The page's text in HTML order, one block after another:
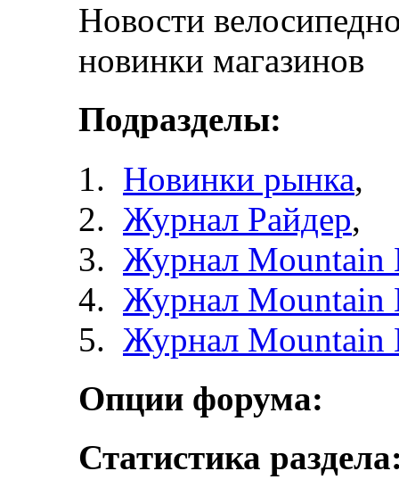
Новости
новинки магазинов
Подразделы:
Новинки рынка,
Журнал Райдер,
Журнал Mountain
Журнал Mountain
Журнал Mountain
Опции форума:
Статистика